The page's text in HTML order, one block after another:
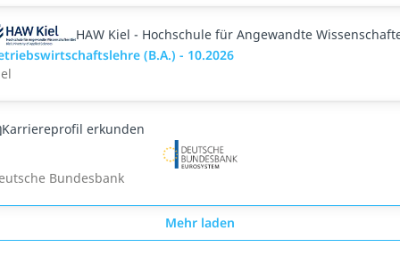
HAW Kiel - Hochschule für Angewandte
(B.A.) - 10.2026
Karriereprofil erkunden
Bundesbank
Mehr laden